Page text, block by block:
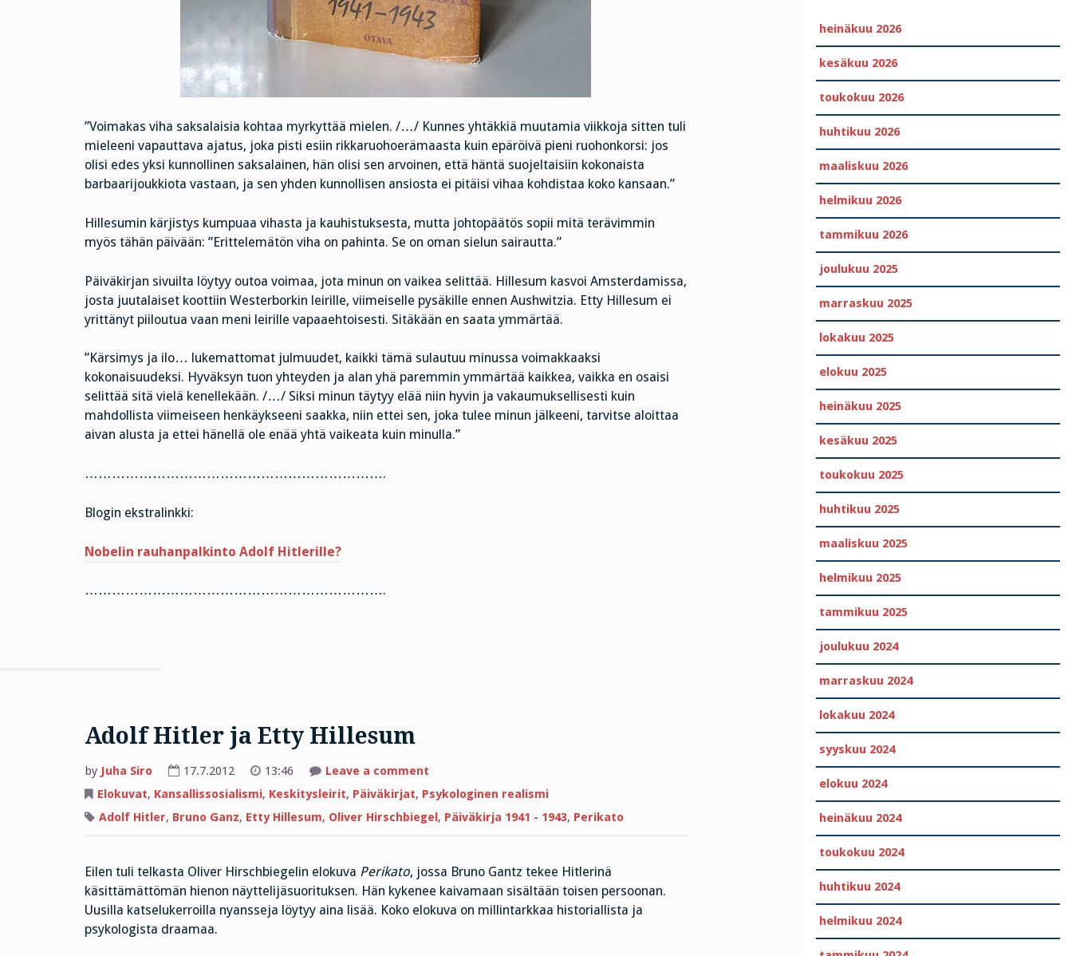
”Voimakas viha saksalaisia kohtaa myrkyttää mielen. /…/ Kunnes yhtäkkiä muutamia viikkoja sitten tuli
mieleeni vapauttava ajatus, joka pisti esiin rikkaruohoerämaasta kuin epäröivä pieni ruohonkorsi: jos
olisi edes yksi kunnollinen saksalainen, hän olisi sen arvoinen, että häntä suojeltaisiin kokonaista
barbaarijoukkiota vastaan, ja sen yhden kunnollisen ansiosta ei pitäisi vihaa kohdistaa koko kansaan.”
Hillesumin kärjistys kumpuaa vihasta ja kauhistuksesta, mutta johtopäätös sopii mitä terävimmin
myös tähän päivään: ”Erittelemätön viha on pahinta. Se on oman sielun sairautta.”
Päiväkirjan sivuilta löytyy outoa voimaa, jota minun on vaikea selittää. Hillesum kasvoi Amsterdamissa,
josta juutalaiset koottiin Westerborkin leirille, viimeiselle pysäkille ennen Aushwitzia. Etty Hillesum ei
yrittänyt piiloutua vaan meni leirille vapaaehtoisesti. Sitäkään en saata ymmärtää.
”Kärsimys ja ilo… lukemattomat julmuudet, kaikki tämä sulautuu minussa voimakkaaksi
kokonaisuudeksi. Hyväksyn tuon yhteyden ja alan yhä paremmin ymmärtää kaikkea, vaikka en osaisi
selittää sitä vielä kenellekään. /…/ Siksi minun täytyy elää niin hyvin ja vakaumuksellisesti kuin
mahdollista viimeiseen henkäykseeni saakka, niin ettei sen, joka tulee minun jälkeeni, tarvitse aloittaa
aivan alusta ja ettei hänellä ole enää yhtä vaikeata kuin minulla.”
………………………………………………………….
Blogin ekstralinkki:
Nobelin rauhanpalkinto Adolf Hitlerille?
………………………………………………………….
Adolf Hitler ja Etty Hillesum
by Juha Siro 17.7.2012 13:46 Leave a commenton
Hitler
ja
Etty
Hillesum
Elokuvat, Kansallissosialismi, Keskitysleirit, Päiväkirjat, Psykologinen realismi
Adolf Hitler, Bruno Ganz, Etty Hillesum, Oliver Hirschbiegel, Päiväkirja 1941 - 1943, Perikato
Eilen tuli telkasta Oliver Hirschbiegelin elokuva Perikato, jossa Bruno Gantz tekee Hitlerinä
käsittämättömän hienon näyttelijäsuorituksen. Hän kykenee kaivamaan sisältään toisen persoonan.
Uusilla katselukerroilla nyansseja löytyy aina lisää. Koko elokuva on millintarkkaa historiallista ja
psykologista draamaa.
heinäkuu 2026
kesäkuu 2026
toukokuu 2026
huhtikuu 2026
maaliskuu 2026
helmikuu 2026
tammikuu 2026
joulukuu 2025
marraskuu 2025
lokakuu 2025
elokuu 2025
heinäkuu 2025
kesäkuu 2025
toukokuu 2025
huhtikuu 2025
maaliskuu 2025
helmikuu 2025
tammikuu 2025
joulukuu 2024
marraskuu 2024
lokakuu 2024
syyskuu 2024
elokuu 2024
heinäkuu 2024
toukokuu 2024
huhtikuu 2024
helmikuu 2024